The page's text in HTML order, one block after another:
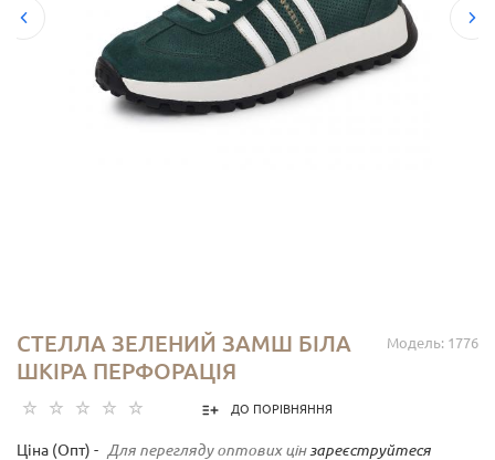
Модель: 1776
СТЕЛЛА ЗЕЛЕНИЙ ЗАМШ БІЛА
ШКІРА ПЕРФОРАЦІЯ
ДО ПОРІВНЯННЯ
Ціна (Опт) - Для перегляду оптових цін зареєструйтеся